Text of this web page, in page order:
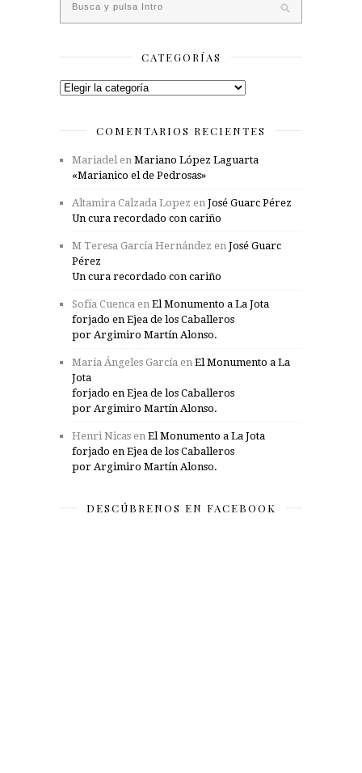
CATEGORÍAS
Categorías
COMENTARIOS RECIENTES
Mariadel en Mariano López Laguarta
«Marianico el de Pedrosas»
Altamira Calzada Lopez en José Guarc Pérez
Un cura recordado con cariño
M Teresa García Hernández en José Guarc
Pérez
Un cura recordado con cariño
Sofía Cuenca en El Monumento a La Jota
forjado en Ejea de los Caballeros
por Argimiro Martín Alonso.
María Ángeles García en El Monumento a La
Jota
forjado en Ejea de los Caballeros
por Argimiro Martín Alonso.
Henri Nicas en El Monumento a La Jota
forjado en Ejea de los Caballeros
por Argimiro Martín Alonso.
DESCÚBRENOS EN FACEBOOK